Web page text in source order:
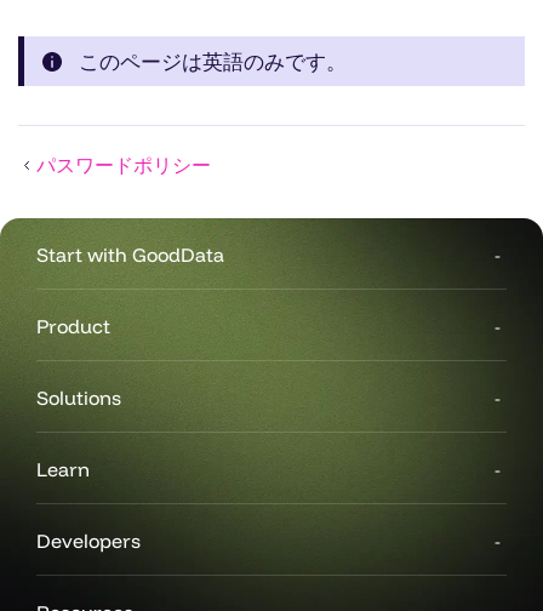
このページは英語のみです。
パスワードポリシー
Start with GoodData
Product
Solutions
Learn
Developers